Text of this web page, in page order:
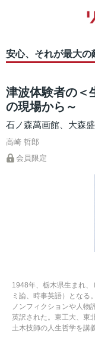
安心、それが最大の
津波体験者の＜
の現場から～
石ノ森萬画館、大森
高崎 哲郎
会員限定
1948年、栃木県生まれ
ミ論、時事英語）となる
ノンフィクションや人物
英訳された。東工大、東
土木技師の人生哲学を講